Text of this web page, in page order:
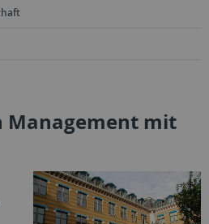
Management mit